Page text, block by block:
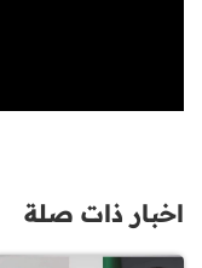
اخبار ذات صلة